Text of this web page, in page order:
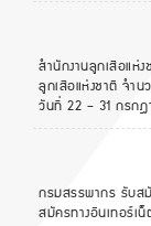
สํานักงานลูกเสือแห่
ลูกเสือแห่งชาติ จำ
วันที่ 22 – 31 กรก
กรมสรรพากร รับส
สมัครทางอินเทอร์